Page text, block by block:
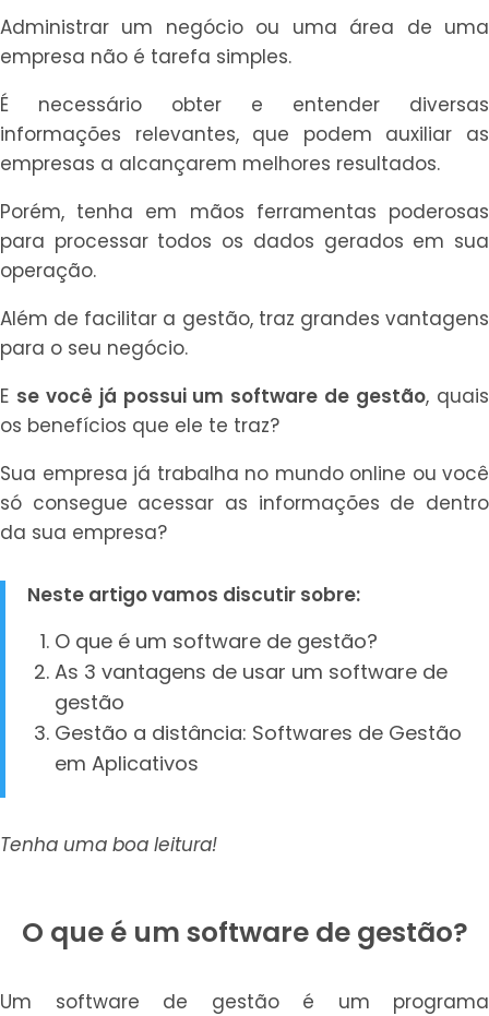
Administrar um negócio ou uma área de uma
empresa não é tarefa simples.
É necessário obter e entender diversas
informações relevantes, que podem auxiliar as
empresas a alcançarem melhores resultados.
Porém, tenha em mãos ferramentas poderosas
para processar todos os dados gerados em sua
operação.
Além de facilitar a gestão, traz grandes vantagens
para o seu negócio.
E se você já possui um software de gestão, quais
os benefícios que ele te traz?
Sua empresa já trabalha no mundo online ou você
só consegue acessar as informações de dentro
da sua empresa?
Neste artigo vamos discutir sobre:
O que é um software de gestão?
As 3 vantagens de usar um software de
gestão
Gestão a distância: Softwares de Gestão
em Aplicativos
Tenha uma boa leitura!
O que é um software de gestão?
Um software de gestão é um programa